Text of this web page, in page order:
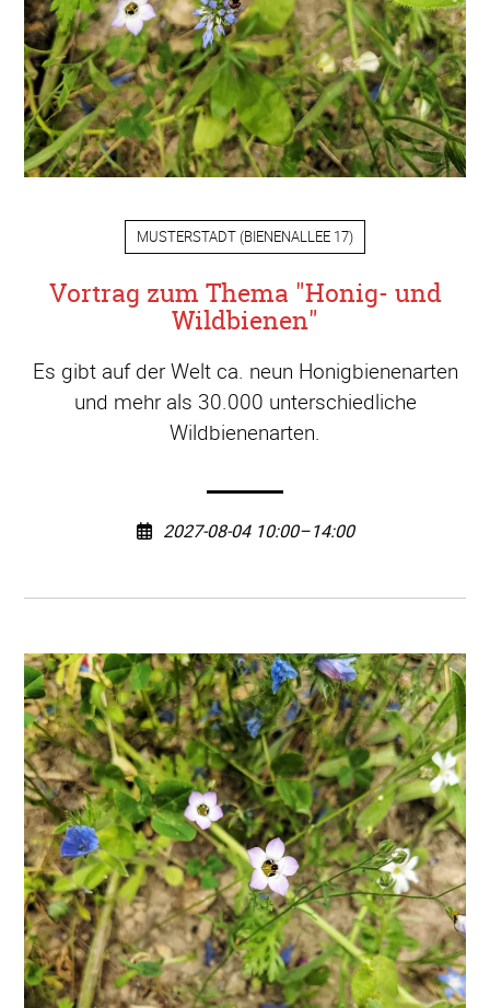
MUSTERSTADT (BIENENALLEE 17)
Vortrag zum Thema "Honig- und
Wildbienen"
Es gibt auf der Welt ca. neun Honigbienenarten
und mehr als 30.000 unterschiedliche
Wildbienenarten.
2027-08-04 10:00–14:00